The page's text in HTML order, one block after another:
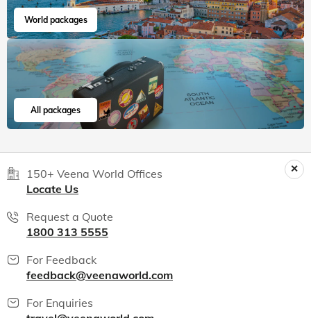
World packages
All packages
150+ Veena World Offices
Locate Us
Request a Quote
1800 313 5555
For Feedback
feedback@veenaworld.com
For Enquiries